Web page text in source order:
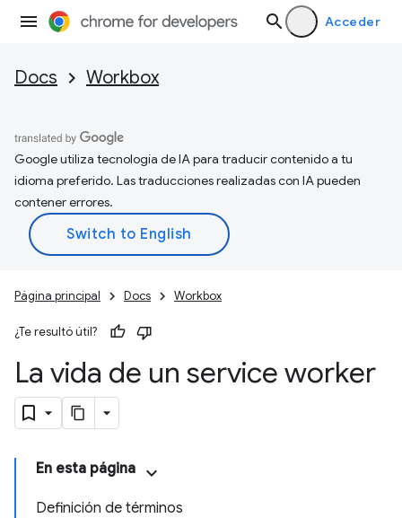
Acceder
Docs Workbox
Google utiliza tecnología de IA para traducir contenido a tu
idioma preferido. Las traducciones realizadas con IA pueden
contener errores.
Página principal Docs Workbox
¿Te resultó útil?
La vida de un service worker
En esta página
Definición de términos